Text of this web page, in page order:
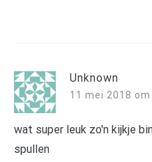
Unknown
11 mei 2018
wat super leuk zo'n kijkje
spullen